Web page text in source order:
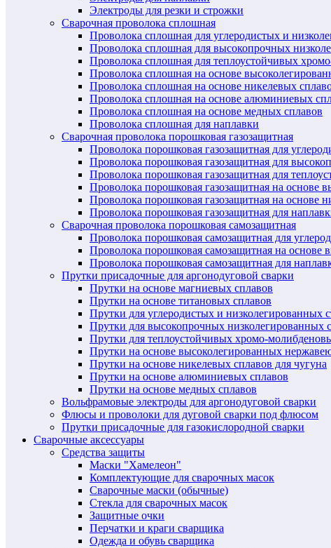
Электроды для резки и строжки
Сварочная проволока сплошная
Проволока сплошная для углеродистых и
Проволока сплошная для высокопрочных
Проволока сплошная для теплоустойчивых
Проволока сплошная на основе
Проволока сплошная на основе никелевых
Проволока сплошная на основе алюминиевых
Проволока сплошная на основе медных сплавов
Проволока сплошная для наплавки
Сварочная проволока порошковая газозащитная
Проволока порошковая газозащитная для
Проволока порошковая газозащитная для
Проволока порошковая газозащитная для
Проволока порошковая газозащитная на основе
Проволока порошковая газозащитная на основе
Проволока порошковая газозащитная для
Сварочная проволока порошковая самозащитная
Проволока порошковая самозащитная для
Проволока порошковая самозащитная на
Проволока порошковая самозащитная для
Прутки присадочные для аргонодуговой сварки
Прутки на основе магниевых сплавов
Прутки на основе титановых сплавов
Прутки для углеродистых и низколегированных
Прутки для высокопрочных низколегированных
Прутки для теплоустойчивых хромо-
Прутки на основе высоколегированных
Прутки на основе никелевых сплавов для чугуна
Прутки на основе алюминиевых сплавов
Прутки на основе медных сплавов
Вольфрамовые электроды для аргонодуговой сварки
Флюсы и проволоки для дуговой сварки под флюсом
Прутки присадочные для газокислородной сварки
Сварочные аксессуары
Средства защиты
Маски "Хамелеон"
Комплектующие для сварочных масок
Сварочные маски (обычные)
Стекла для сварочных масок
Защитные очки
Перчатки и краги сварщика
Одежда и обувь сварщика